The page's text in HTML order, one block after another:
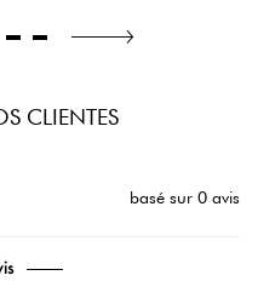
CLIENTES
basé sur 0 avis